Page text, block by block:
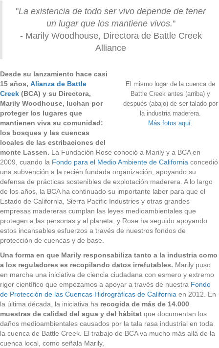
"La existencia de todo ser vivo depende de tener
un lugar que los mantiene vivos."
- Marily Woodhouse, Directora de Battle Creek
Alliance
El mismo lugar de la cuenca de
Battle Creek antes (arriba) y
después (abajo) de ser talado por
la industria maderera.
Más fotos aquí.
Desde su lanzamiento hace casi
15 años, Alianza de Battle
Creek (BCA) y su Directora,
Marily Woodhouse, luchan por
proteger los lugares que
mantienen viva su comunidad:
los bosques y las cuencas
locales de las estribaciones del
monte Lassen. La Fundación Rose conoció a Marily y a BCA en
2009, cuando la Fondo para el Medio Ambiente de California concedió
una subvención a la recién fundada organización, apoyando su
defensa de prácticas sostenibles de explotación maderera. A lo largo
de los años, la BCA ha continuado su importante labor para que el
Estado de California, Sierra Pacific Industries y otras grandes
empresas madereras cumplan las leyes medioambientales que
protegen a las personas y al planeta, y Rose ha seguido apoyando
estos incansables esfuerzos a través de nuestros fondos de
protección de cuencas y de base.
Una forma en que Marily responsabiliza tanto a la industria como
a los reguladores es recopilando datos irrefutables. Marily puso
en marcha una iniciativa de ciencia ciudadana con esmero y extremo
rigor científico que empezamos a apoyar a través de nuestra Fondo
de Protección de las Cuencas Hidrográficas de California en 2012. En
la última década, la iniciativa ha recogida de más de 14.000
muestras de calidad del agua y del hábitat que documentan los
daños medioambientales causados por la tala rasa industrial en toda
la cuenca de Battle Creek. El trabajo de BCA va mucho más allá de la
cuenca local, como señala Marily,